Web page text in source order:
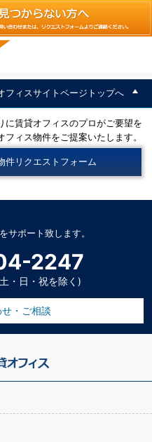
フィスサイトページトップへ
に賃貸オフィスのプロがご要望を
フィス物件をご提案いたします。
件リクエストフォーム
サポート致します。
2247
・日・祝を除く)
・ご相談